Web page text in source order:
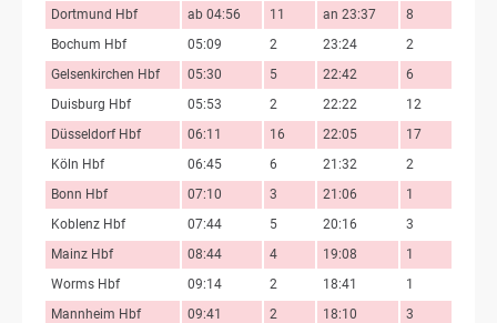
Dortmund Hbf
ab 04:56 11 an 23:37
8
Bochum Hbf
05:09 2 23:24
2
Gelsenkirchen Hbf
05:30 5 22:42
6
Duisburg Hbf
05:53 2 22:22
12
Düsseldorf Hbf
06:11 16 22:05
17
Köln Hbf
06:45 6 21:32
2
Bonn Hbf
07:10 3 21:06
1
Koblenz Hbf
07:44 5 20:16
3
Mainz Hbf
08:44 4 19:08
1
Worms Hbf
09:14 2 18:41
1
Mannheim Hbf
09:41 2 18:10
3